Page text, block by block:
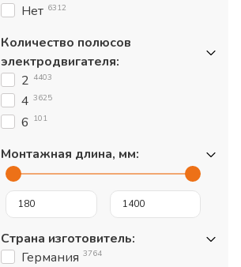
Нет 6312
Количество полюсов
электродвигателя:
2 4403
4 3625
6 101
Монтажная длина, мм:
Страна изготовитель:
Германия 3764